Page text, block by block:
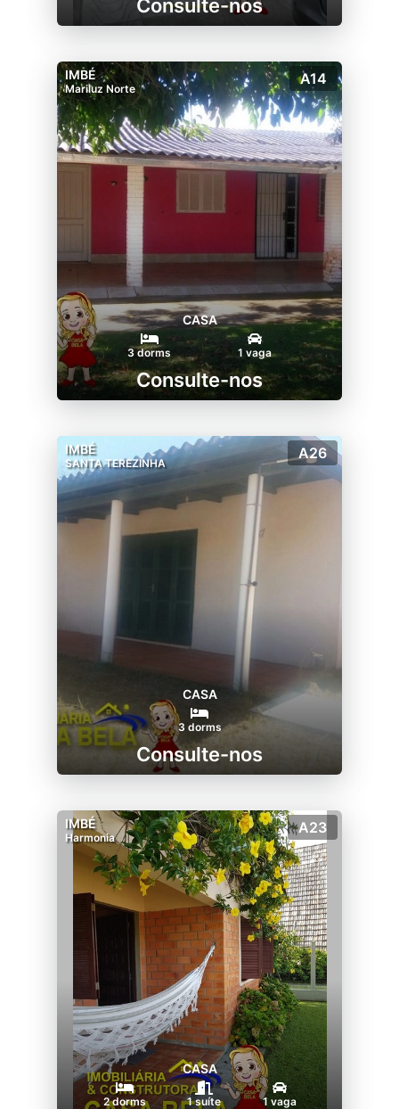
Consulte-nos
IMBÉ
Mariluz Norte
A14
CASA
3 dorms 1 vaga
Consulte-nos
IMBÉ
SANTA TEREZINHA
A26
CASA
3 dorms
Consulte-nos
IMBÉ
Harmonia
A23
CASA
2 dorms 1 suíte 1 vaga